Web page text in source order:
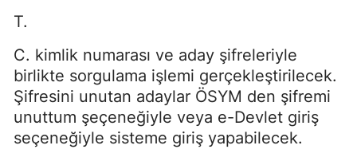
T.
C. kimlik numarası ve aday şifreleriyle
birlikte sorgulama işlemi gerçekleştirilecek.
Şifresini unutan adaylar ÖSYM den şifremi
unuttum şeçeneğiyle veya e-Devlet giriş
seçeneğiyle sisteme giriş yapabilecek.